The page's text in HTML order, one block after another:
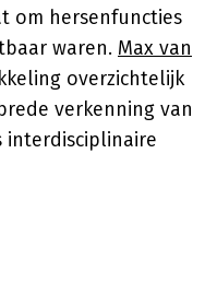
om hersenfuncties
waren. Max van
overzichtelijk
verkenning van
interdisciplinaire